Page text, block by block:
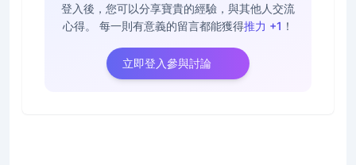
登入後，您可以分享寶貴的經驗，與其他人交流
心得。
每一則有意義的留言都能獲得推力 +1 ！
立即登入參與討論